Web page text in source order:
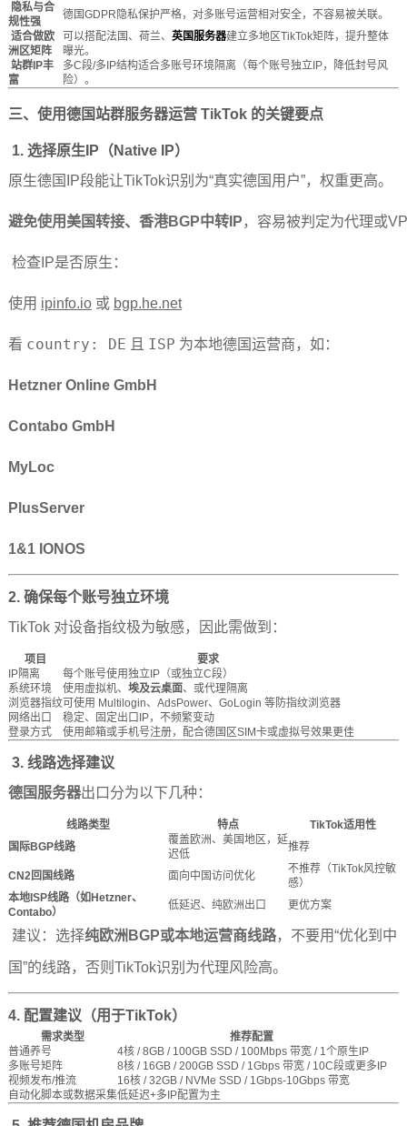
隐私与合
规性强
德国GDPR隐私保护严格，对多账号运营相对安全，不容易被关联。
适合做欧
洲区矩阵
可以搭配法国、荷兰、 英国服务器建立多地区TikTok矩阵，提升整体
曝光。
站群IP丰
富
多C段/多IP结构适合多账号环境隔离（每个账号独立IP，降低封号风
险）。
三、使用德国站群服务器运营 TikTok 的关键要点
1. 选择原生IP（Native IP）
原生德国IP段能让TikTok识别为“真实德国用户”，权重更高。
避免使用美国转接、香港BGP中转IP ，容易被判定为代理或
检查IP是否原生：
使用 ipinfo.io或 bgp.he.net
看 country: DE 且 ISP 为本地德国运营商，如：
Hetzner Online GmbH
Contabo GmbH
MyLoc
PlusServer
1&1 IONOS
2. 确保每个账号独立环境
TikTok 对设备指纹极为敏感，因此需做到：
项目
要求
IP隔离
每个账号使用独立IP（或独立C段）
系统环境
使用虚拟机、 埃及云桌面、或代理隔离
浏览器指纹可使用 Multilogin、AdsPower、GoLogin 等防指纹浏览器
网络出口
稳定、固定出口IP，不频繁变动
登录方式
使用邮箱或手机号注册，配合德国区SIM卡或虚拟号效果更佳
3. 线路选择建议
德国服务器出口分为以下几种：
线路类型 特点
TikTok适用性
国际BGP线路
覆盖欧洲、美国地区，延
迟低
推荐
CN2回国线路 面向中国访问优化
不推荐（TikTok风控敏
感）
本地ISP线路（如Hetzner、
Contabo）
低延迟、纯欧洲出口 更优方案
建议：选择纯欧洲BGP或本地运营商线路，不要用“优化到中
国”的线路，否则TikTok识别为代理风险高。
4. 配置建议（用于TikTok）
需求类型
推荐配置
普通养号
4核 / 8GB / 100GB SSD / 100Mbps 带宽 / 1个原生IP
多账号矩阵
8核 / 16GB / 200GB SSD / 1Gbps 带宽 / 10C段或更多IP
视频发布/推流
16核 / 32GB / NVMe SSD / 1Gbps-10Gbps 带宽
自动化脚本或数据采集低延迟+多IP配置为主